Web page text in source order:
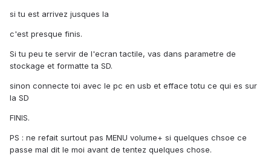
si tu est arrivez jusques la
c'est presque finis.
Si tu peu te servir de l'ecran tactile, vas dans parametre de
stockage et formatte ta SD.
sinon connecte toi avec le pc en usb et efface totu ce qui es sur
la SD
FINIS.
PS : ne refait surtout pas MENU volume+ si quelques chsoe ce
passe mal dit le moi avant de tentez quelques chose.